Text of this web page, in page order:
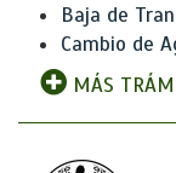
Baja de
Cambio de
MÁS